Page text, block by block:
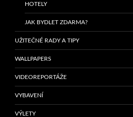
HOTELY
JAK BYDLET ZDARMA?
UŽITEČNÉ RADY A TIPY
WALLPAPERS
VIDEOREPORTÁŽE
VYBAVENÍ
VÝLETY